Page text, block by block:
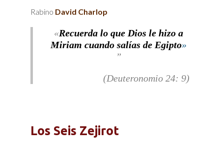
de
Rabino David Charlop
«Recuerda lo que Dios le hizo a
Miriam cuando salías de Egipto»
(Deuteronomio 24: 9)
Los Seis Zejirot